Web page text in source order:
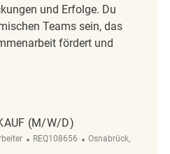
und Erfolge. Du
Teams sein, das
fördert und
(m/w/d) REQ123034
(M/W/D)
ReqId
REQ108656 Ort
Osnabrück,